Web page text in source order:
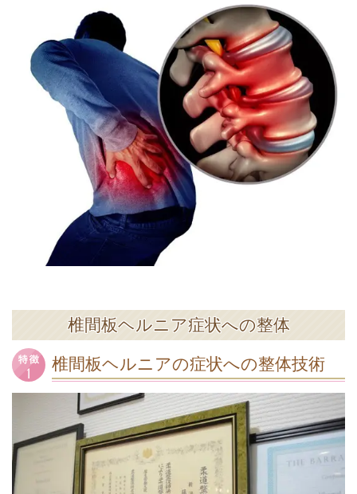
椎間板ヘルニア症状への整体
椎間板ヘルニアの症状への整体技術